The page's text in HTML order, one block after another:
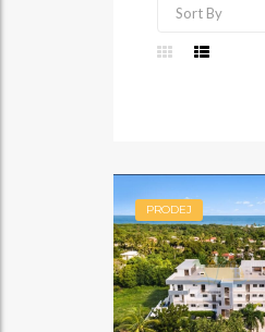
PRODEJ